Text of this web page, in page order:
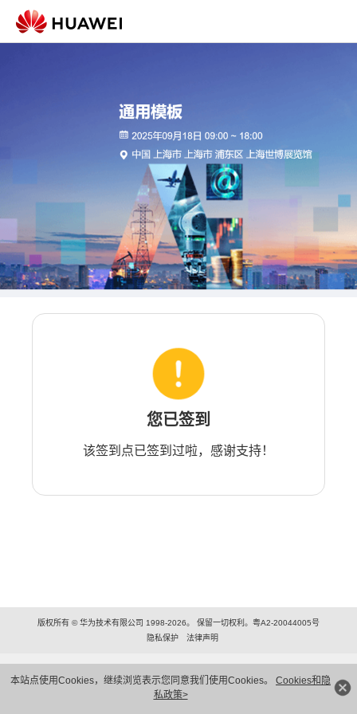
本站点使用Cookies，继续浏览表示您同意我们使用Cookies。 Cookies和隐
私政策>
您已签到
该签到点已签到过啦，感谢支持！
版权所有 © 华为技术有限公司 1998-2026。 保留一切权利。粤A2-20044005号
隐私保护
法律声明